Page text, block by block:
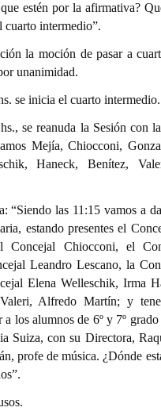
estén por la afirmativa?
cuarto intermedio”.
la moción de pasar a
unanimidad.
se inicia el cuarto intermedio.
se reanuda la Sesión con
Mejía, Chiocconi,
Haneck, Benítez,
“Siendo las 11:15 vamos a
estando presentes el
Concejal Chiocconi, el
Leandro Lescano, la
Elena Welleschik, Irma
Alfredo Martín; y
a los alumnos de 6º y 7º
Suiza, con su Directora,
profe de música. ¿Dónde